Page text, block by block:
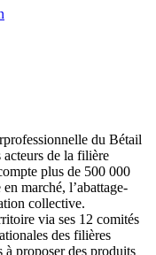
du Bétail
acteurs de la filière
plus de 500 000
marché, l’abattage-
collective.
via ses 12 comités
des filières
à proposer des produits